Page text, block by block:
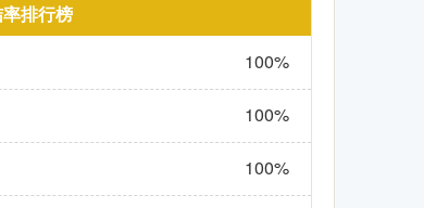
排行榜
100%
100%
100%